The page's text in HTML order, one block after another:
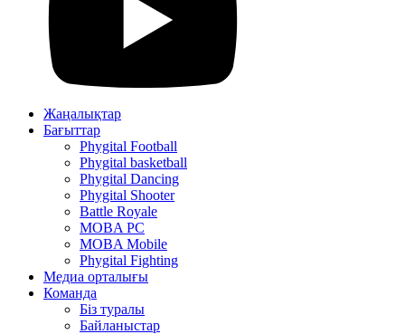
Жаңалықтар
Бағыттар
Phygital Football
Phygital basketball
Phygital Dancing
Phygital Shooter
Battle Royale
MOBA PC
MOBA Mobile
Phygital Fighting
Медиа орталығы
Команда
Біз туралы
Байланыстар